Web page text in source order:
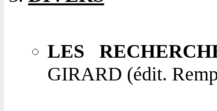
LES
GIRARD (édit.